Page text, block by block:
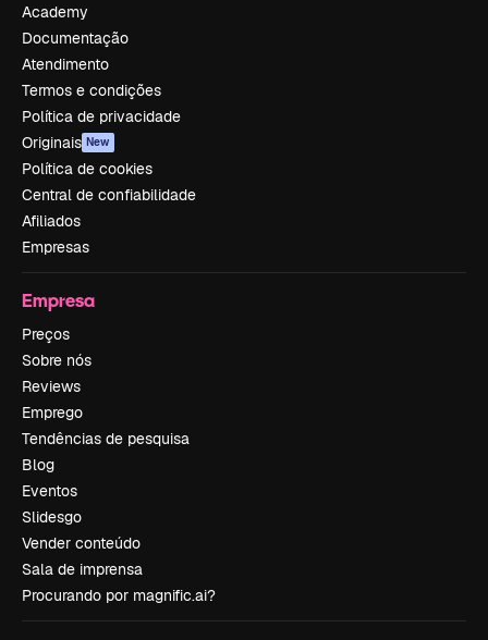
Academy
Documentação
Atendimento
Termos e condições
Política de privacidade
Originais New
Política de cookies
Central de confiabilidade
Afiliados
Empresas
Empresa
Preços
Sobre nós
Reviews
Emprego
Tendências de pesquisa
Blog
Eventos
Slidesgo
Vender conteúdo
Sala de imprensa
Procurando por magnific.ai?